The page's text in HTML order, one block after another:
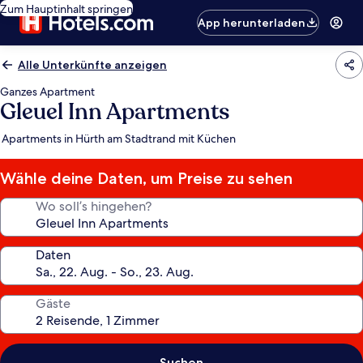
Zum Hauptinhalt springen
App herunterladen
Alle Unterkünfte anzeigen
Ganzes Apartment
Gleuel Inn Apartments
Apartments in Hürth am Stadtrand mit Küchen
Wähle deine Daten, um Preise zu sehen
Wo soll’s hingehen?
Daten
Gäste